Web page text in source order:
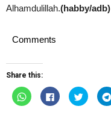
Alhamdulillah.(habby/adb)
Comments
Share this:
Click
to
share
Click
to
share
Click
to
share